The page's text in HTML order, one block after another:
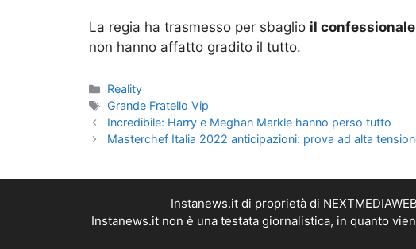
La regia ha trasmesso per sbaglio il confessionale
non hanno affatto gradito il tutto.
Tag
Grande Fratello Vip
Incredibile: Harry e Meghan Markle hanno perso tutto
Masterchef Italia 2022 anticipazioni: prova ad alta tensione
Instanews.it di proprietà di
Instanews.it non è una testata giornalistica, in quanto